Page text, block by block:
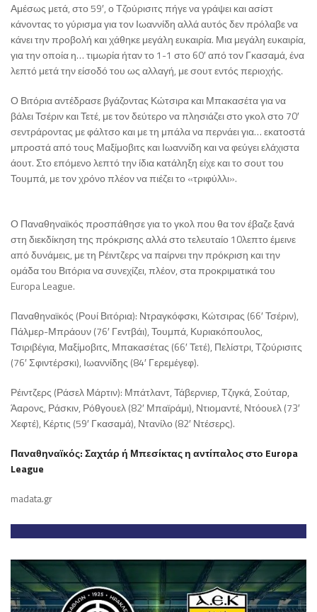
Αμέσως μετά, στο 59′, ο Τζούρισιτς πήγε να γράψει και ασίστ
κάνοντας το γύρισμα για τον Ιωαννίδη αλλά αυτός δεν πρόλαβε να
κάνει την προβολή και χάθηκε μεγάλη ευκαιρία. Μια μεγάλη ευκαιρία,
για την οποία η… τιμωρία ήταν το 1-1 στο 60′ από τον Γκασαμά, ένα
λεπτό μετά την είσοδό του ως αλλαγή, με σουτ εντός περιοχής.
Ο Βιτόρια αντέδρασε βγάζοντας Κώτσιρα και Μπακασέτα για να
βάλει Τσέριν και Τετέ, με τον δεύτερο να πλησιάζει στο γκολ στο 70′
σεντράροντας με φάλτσο και με τη μπάλα να περνάει για… εκατοστά
μπροστά από τους Μαξίμοβιτς και Ιωαννίδη και να φεύγει ελάχιστα
άουτ. Στο επόμενο λεπτό την ίδια κατάληξη είχε και το σουτ του
Τουμπά, με τον χρόνο πλέον να πιέζει το «τριφύλλι».
Ο Παναθηναϊκός προσπάθησε για το γκολ που θα τον έβαζε ξανά
στη διεκδίκηση της πρόκρισης αλλά στο τελευταίο 10λεπτο έμεινε
από δυνάμεις, με τη Ρέιντζερς να παίρνει την πρόκριση και την
ομάδα του Βιτόρια να συνεχίζει, πλέον, στα προκριματικά του
Europa League.
Παναθηναϊκός (Ρουί Βιτόρια): Ντραγκόφσκι, Κώτσιρας (66′ Τσέριν),
Πάλμερ-Μπράουν (76′ Γεντβάι), Τουμπά, Κυριακόπουλος,
Τσιριβέγια, Μαξίμοβιτς, Μπακασέτας (66′ Τετέ), Πελίστρι, Τζούρισιτς
(76′ Σφιντέρσκι), Ιωαννίδης (84′ Γερεμέγεφ).
Ρέιντζερς (Ράσελ Μάρτιν): Μπάτλαντ, Τάβερνιερ, Τζιγκά, Σούταρ,
Άαρονς, Ράσκιν, Ρόθγουελ (82′ Μπαϊράμι), Ντιομαντέ, Ντόουελ (73′
Χεφτέ), Κέρτις (59′ Γκασαμά), Ντανίλο (82′ Ντέσερς).
Παναθηναϊκός: Σαχτάρ ή Μπεσίκτας η αντίπαλος στο Europa
League
madata.gr